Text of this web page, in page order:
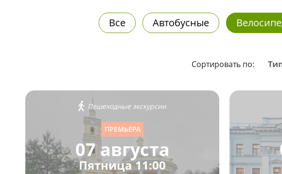
Все Автобусные
Сортировать по:
Пешеходные экскурсии
ПРЕМЬЕРА
07 августа
Пятница 11:00